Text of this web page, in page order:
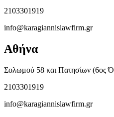
2103301919
info@karagiannislawfirm.gr
Αθήνα
Σολωμού 58 και Πατησίων (6ος
2103301919
info@karagiannislawfirm.gr